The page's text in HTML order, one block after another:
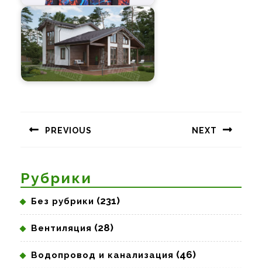
записям
PREVIOUS NEXT
Рубрики
Без рубрики (231)
Вентиляция (28)
Водопровод и канализация (46)